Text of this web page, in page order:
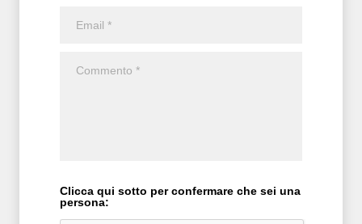
Clicca qui sotto per confermare che sei una
persona: